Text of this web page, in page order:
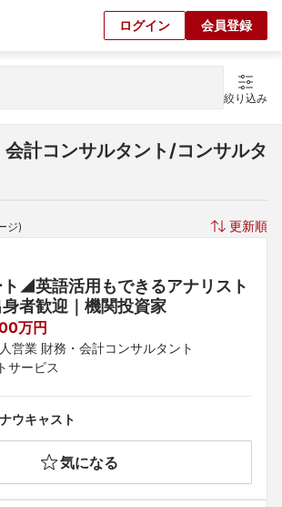
ログイン 会員登録
絞り込み
計コンサルタント/コンサルタ
ジ) 更新順
◢英語活用もできるアナリスト
身者歓迎｜機関投資家
万円
営業 財務・会計コンサルタント
サービス
ウキャスト
気になる